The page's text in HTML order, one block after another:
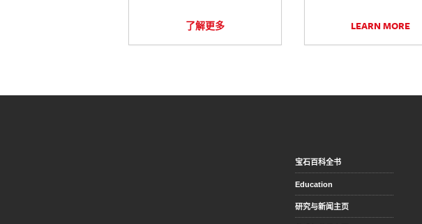
了解更多 LEARN MORE
宝石百科全书
Education
研究与新闻主页